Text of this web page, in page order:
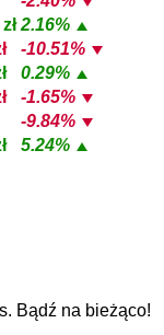
2.16%
-10.51%
0.29%
-1.65%
-9.84%
5.24%
Bądź na bieżąco!